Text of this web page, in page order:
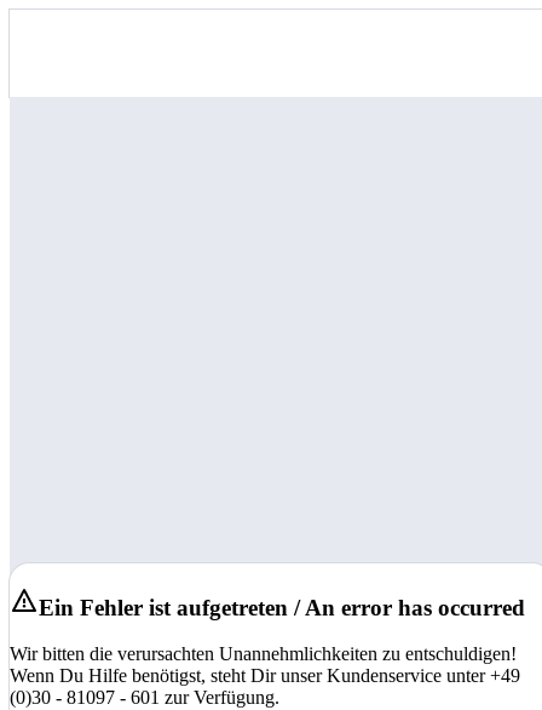
Ein Fehler ist aufgetreten / An error has occurred
Wir bitten die verursachten Unannehmlichkeiten zu entschuldigen!
Wenn Du Hilfe benötigst, steht Dir unser Kundenservice unter +49
(0)30 - 81097 - 601 zur Verfügung.